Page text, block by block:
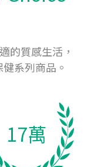
的質感生活，
系列商品。
17萬